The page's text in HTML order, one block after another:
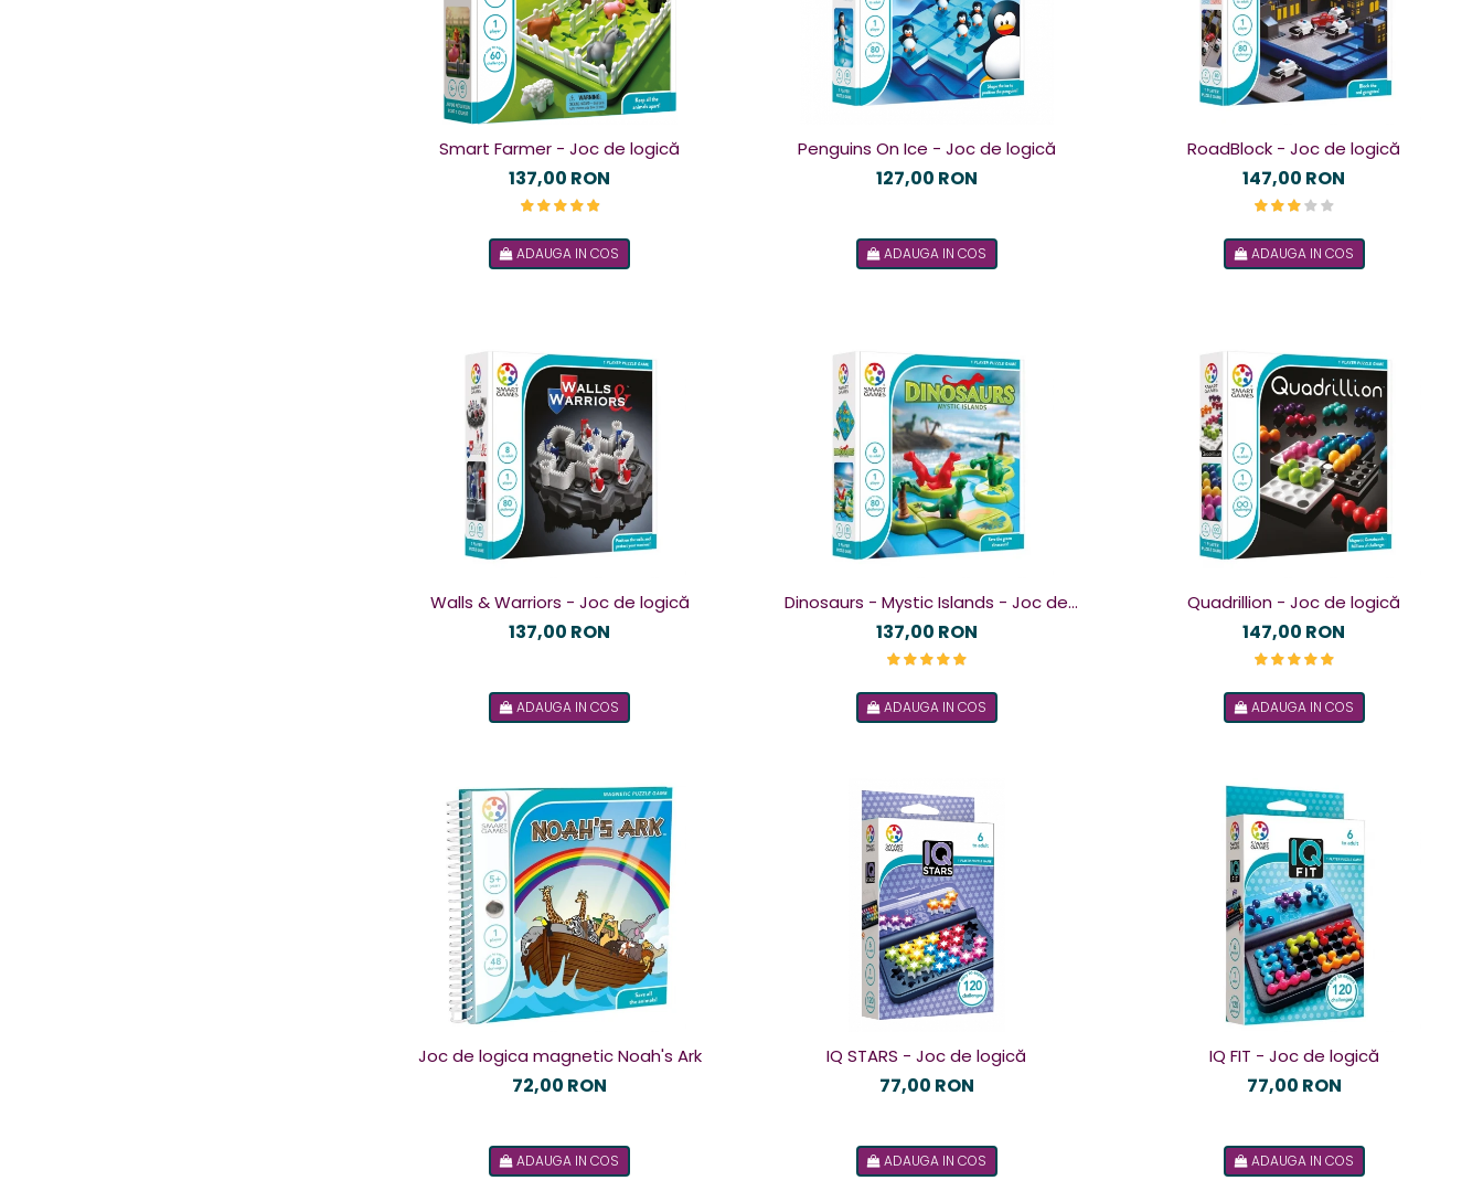
Smart Farmer - Joc de logică
137,00 RON
ADAUGA IN COS
Penguins On Ice - Joc de logică
127,00 RON
ADAUGA IN COS
RoadBlock - Joc de logică
147,00 RON
ADAUGA IN COS
Walls & Warriors - Joc de logică
137,00 RON
ADAUGA IN COS
Dinosaurs - Mystic Islands - Joc de
logică
137,00 RON
ADAUGA IN COS
Quadrillion - Joc de logică
147,00 RON
ADAUGA IN COS
Joc de logica magnetic Noah's Ark
72,00 RON
ADAUGA IN COS
IQ STARS - Joc de logică
77,00 RON
ADAUGA IN COS
IQ FIT - Joc de logică
77,00 RON
ADAUGA IN COS